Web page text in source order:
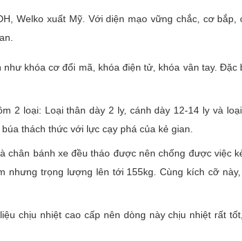
Welko xuất Mỹ. Với diện mạo vững chắc, cơ bắp,
khóa cơ đổi mã, khóa điện tử, khóa vân tay. Đặc
2 loại: Loại thân dày 2 ly, cánh dày 12-14 ly và
thách thức với lực cạy phá của kẻ gian.
chân bánh xe đều tháo được nên chống được việc
nhưng trọng lượng lên tới 155kg. Cùng kích cỡ
chịu nhiệt cao cấp nên dòng này chịu nhiệt rất